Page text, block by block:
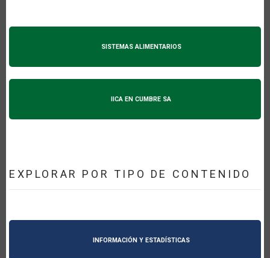
SISTEMAS ALIMENTARIOS
IICA EN CUMBRE SA
EXPLORAR POR TIPO DE CONTENIDO
INFORMACIÓN Y ESTADÍSTICAS